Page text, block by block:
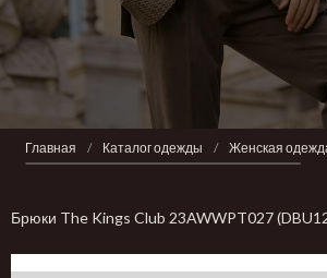
Главная / Каталог одежды / Женская
Брюки The Kings Club 23AWWPT027